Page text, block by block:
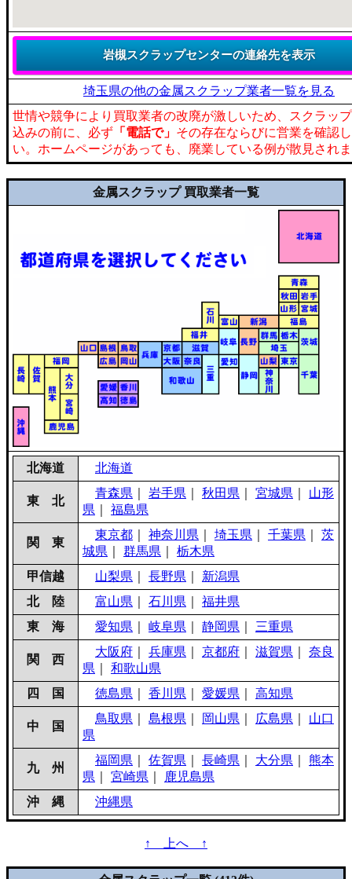
埼玉県の他の金属スクラップ業者一覧を見る
世情や競争により買取業者の改廃が激しいため、スクラッ
込みの前に、必ず 「電話で」 その存在ならびに営業を確認
い。ホームページがあっても、廃業している例が散見され
金属スクラップ 買取業者一覧
北海道 北海道
東 北
青森県 岩手県 秋田県 宮城県
山形
県
福島県
関 東
東京都 神奈川県 埼玉県 千葉県
茨
城県
群馬県
栃木県
甲信越
山梨県 長野県
新潟県
北 陸
富山県 石川県
福井県
東 海
愛知県 岐阜県 静岡県 三重県
関 西
大阪府 兵庫県 京都府 滋賀県
奈良
県
和歌山県
四 国
徳島県 香川県 愛媛県 高知県
中 国
鳥取県 島根県 岡山県 広島県
山口
県
九 州
福岡県 佐賀県 長崎県 大分県
熊本
県
宮崎県
鹿児島県
沖 縄
沖縄県
↑ 上へ ↑